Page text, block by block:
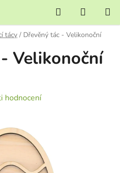
Hledat
KOŠÍK
tácy / Dřevěný tác - Velikonoční
Velikonoční
hodnocení